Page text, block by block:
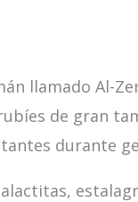
llamado Al-
de gran
durante